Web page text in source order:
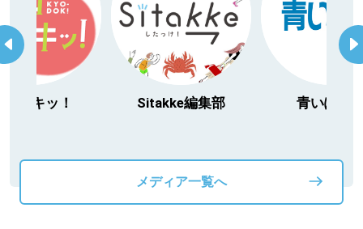
Sitakke編集部 青いぽすと
メディア一覧へ